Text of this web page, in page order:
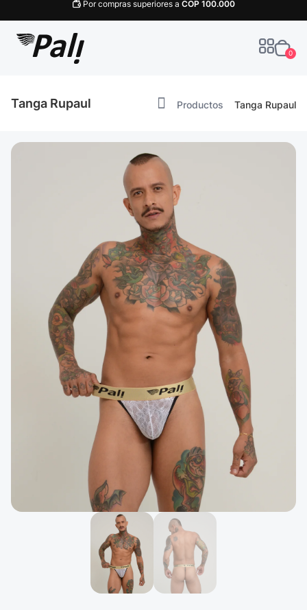
Por compras superiores a COP100.000
0
Tanga Rupaul Productos Tanga Rupaul